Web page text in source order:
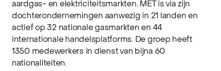
aardgas- en elektriciteitsmarkten. MET is via zijn
dochterondernemingen aanwezig in 21 landen en
actief op 32 nationale gasmarkten en 44
internationale handelsplatforms. De groep heeft
1350 medewerkers in dienst van bijna 60
nationaliteiten.